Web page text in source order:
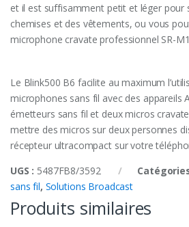
et il est suffisamment petit et léger pour
chemises et des vêtements, ou vous
microphone cravate professionnel SR-
Le Blink500 B6 facilite au maximum
microphones sans fil avec des appareils
émetteurs sans fil et deux micros
mettre des micros sur deux personnes
récepteur ultracompact sur votre
UGS : 5487FB8/3592
sans fil, Solutions Broadcast
Produits similaires